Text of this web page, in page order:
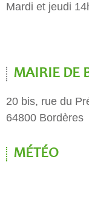
Mardi et jeudi
MAIRIE DE
20 bis, rue du
64800 Bordères
MÉTÉO